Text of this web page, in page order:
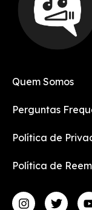
Quem Somos
Perguntas
Política de
Política de